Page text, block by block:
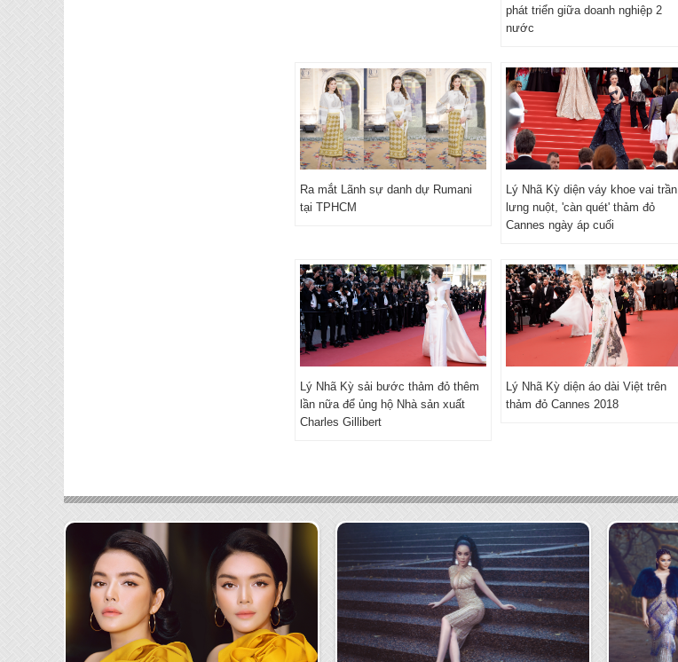
phát triển giữa doanh nghiệp 2
nước
Ra mắt Lãnh sự danh dự Rumani
tại TPHCM
Lý Nhã Kỳ diện váy khoe vai trần
lưng nuột, 'càn quét' thảm đỏ
Cannes ngày áp cuối
Lý Nhã Kỳ sải bước thảm đỏ thêm
lần nữa để ủng hộ Nhà sản xuất
Charles Gillibert
Lý Nhã Kỳ diện áo dài Việt trên
thảm đỏ Cannes 2018